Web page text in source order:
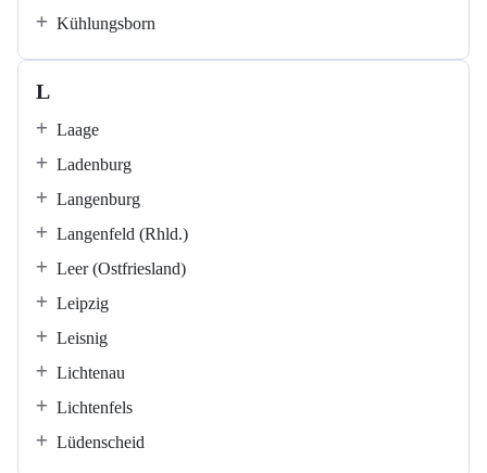
Kühlungsborn
L
Laage
Ladenburg
Langenburg
Langenfeld (Rhld.)
Leer (Ostfriesland)
Leipzig
Leisnig
Lichtenau
Lichtenfels
Lüdenscheid